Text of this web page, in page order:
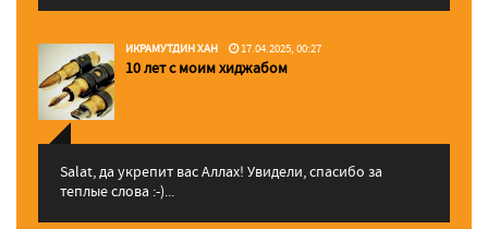
ИКРАМУТДИН ХАН 17.04.2025, 00:27
10 лет с моим хиджабом
Salat, да укрепит вас Аллаx! Увидели, спасибо за
теплые слова :-)...